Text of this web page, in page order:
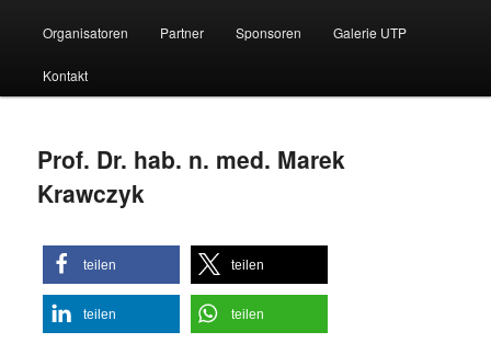
Organisatoren Partner Sponsoren Galerie UTP
Kontakt
Prof. Dr. hab. n. med. Marek
Krawczyk
teilen teilen
teilen teilen